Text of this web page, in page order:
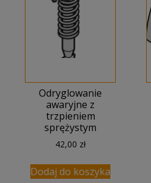
Odryglowanie
awaryjne z
trzpieniem
sprężystym
42,00 zł
Dodaj do koszyka